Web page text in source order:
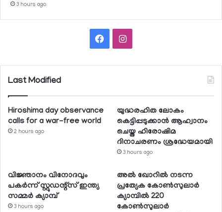
3 hours ago
FacebookInstagram
Last Modified
Hiroshima day observance
calls for a war-free world
2 hours ago
യുദ്ധരഹിത ലോകം
കെട്ടിപ്പടുക്കാന്‍ ആഹ്വാനം
ചെയ്ത ഹിരോഷിമ
ദിനാചരണം ശ്രദ്ധേയമായി
3 hours ago
വിജ്ഞാനം വിനോദവും
പകര്‍ന്ന് സ്റ്റുഡന്റ്‌സ് ഇന്ത്യ
സമ്മര്‍ ക്യാമ്പ്
3 hours ago
അല്‍ ഖോറില്‍ നടന്ന
പ്രത്യേക കോണ്‍സുലാര്‍
ക്യാമ്പില്‍ 220
കോണ്‍സുലാര്‍